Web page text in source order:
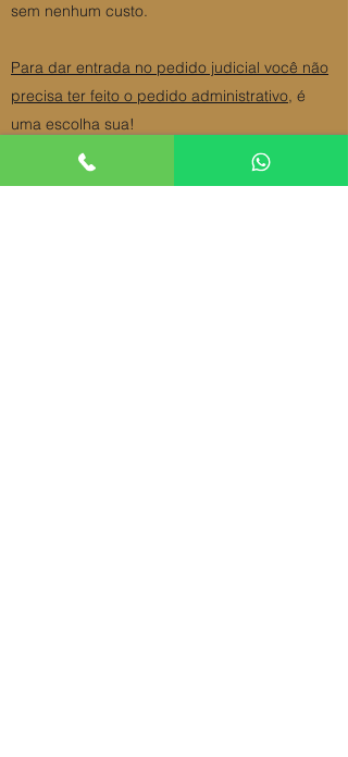
sem nenhum custo.
Para dar entrada no pedido judicial você não
precisa ter feito o pedido administrativo, é
uma escolha sua!
Segundo: além da prescrição para o uso